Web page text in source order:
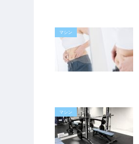
マシン
マシン